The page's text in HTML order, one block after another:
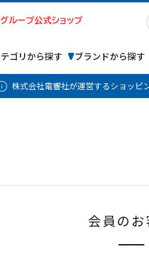
ゴリから探す ブランドから探す
株式会社電響社が運営するショッピ
会員のお